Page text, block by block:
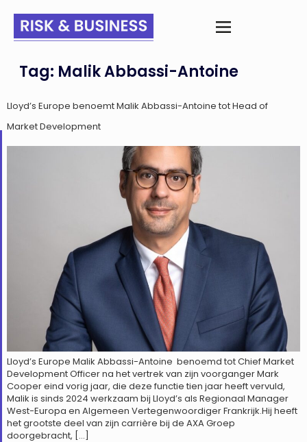
Tag: Malik Abbassi-Antoine
Lloyd’s Europe benoemt Malik Abbassi-Antoine tot Head of
Market Development
Lloyd’s Europe Malik Abbassi-Antoine benoemd tot Chief Market
Development Officer na het vertrek van zijn voorganger Mark
Cooper eind vorig jaar, die deze functie tien jaar heeft vervuld,
Malik is sinds 2024 werkzaam bij Lloyd’s als Regionaal Manager
West-Europa en Algemeen Vertegenwoordiger Frankrijk.Hij heeft
het grootste deel van zijn carrière bij de AXA Groep
doorgebracht, […]